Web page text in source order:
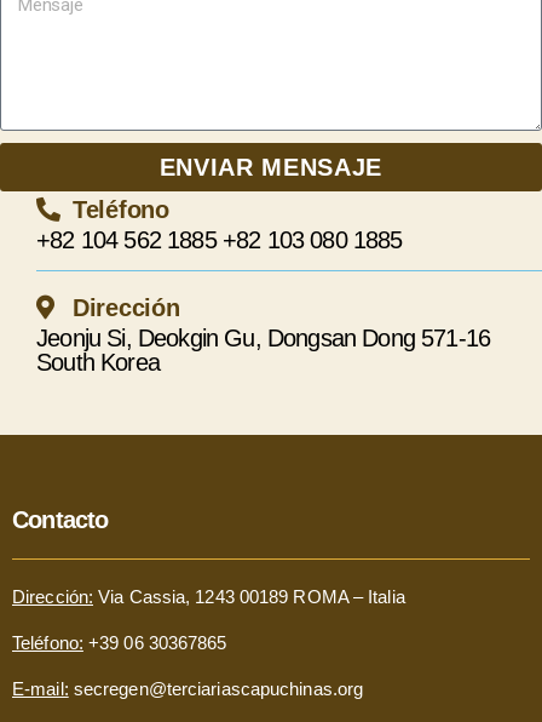
ENVIAR MENSAJE
Teléfono
+82 104 562 1885 +82 103 080 1885
Dirección
Jeonju Si, Deokgin Gu, Dongsan Dong 571-16
South Korea
Contacto
Dirección: Via Cassia, 1243 00189 ROMA – Italia
Teléfono: +39 06 30367865
E-mail: secregen@terciariascapuchinas.org